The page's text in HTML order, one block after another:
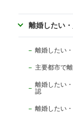
離婚したい
離婚したい
主要都市で
離婚したい
認
離婚したい